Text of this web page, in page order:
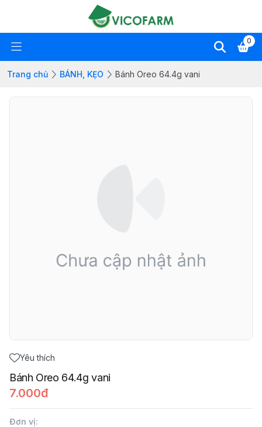
0
Trang chủ BÁNH, KẸO Bánh Oreo 64.4g vani
Yêu thích
Bánh Oreo 64.4g vani
7.000đ
Đơn vị: